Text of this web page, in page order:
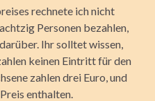
rechnete ich nicht
Personen bezahlen,
Ihr solltet wissen,
keinen Eintritt für den
zahlen drei Euro, und
enthalten.